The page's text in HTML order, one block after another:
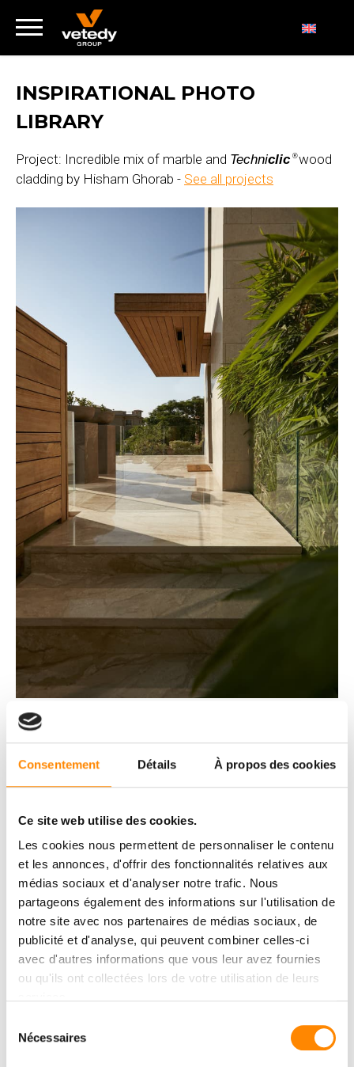
Consentement Détails À propos des cookies
Ce site web utilise des cookies.
Les cookies nous permettent de personnaliser le contenu
et les annonces, d'offrir des fonctionnalités relatives aux
médias sociaux et d'analyser notre trafic. Nous
partageons également des informations sur l'utilisation de
notre site avec nos partenaires de médias sociaux, de
publicité et d'analyse, qui peuvent combiner celles-ci
avec d'autres informations que vous leur avez fournies
ou qu'ils ont collectées lors de votre utilisation de leurs
Nécessaires
INSPIRATIONAL PHOTO
LIBRARY
Project: Incredible mix of marble and Techniclic ®wood
cladding by Hisham Ghorab - See all projects